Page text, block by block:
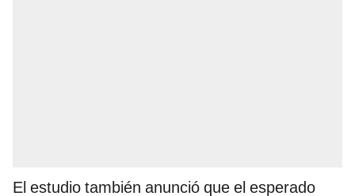
El estudio también anunció que el esperado